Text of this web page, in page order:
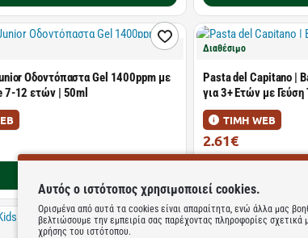
Οδοντόπαστα Gel 1400ppm με
7-12 ετών | 50ml
Διαθέσιμο
Pasta del Capitano |
για 3+ Ετών με
ΤΙΜΗ WEB
2.61€
Αυτός ο ιστότοπος χρησιμοποιεί cookies.
Ορισμένα από αυτά τα cookies είναι απαραίτητα, ενώ άλλα μας
βελτιώσουμε την εμπειρία σας παρέχοντας πληροφορίες σχετικά
χρήσης του ιστότοπου.